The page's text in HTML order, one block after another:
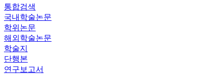
통합검색
국내학술논문
학위논문
해외학술논문
학술지
단행본
연구보고서